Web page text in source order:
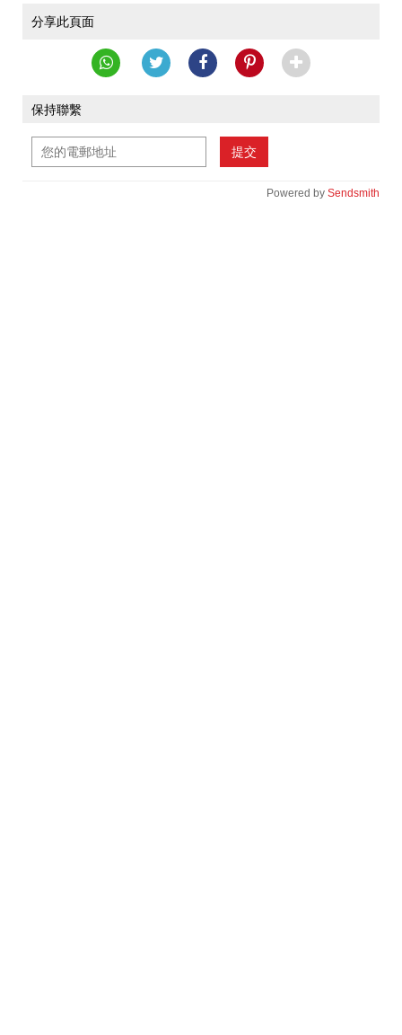
分享此頁面
保持聯繫
提交
Powered by Sendsmith